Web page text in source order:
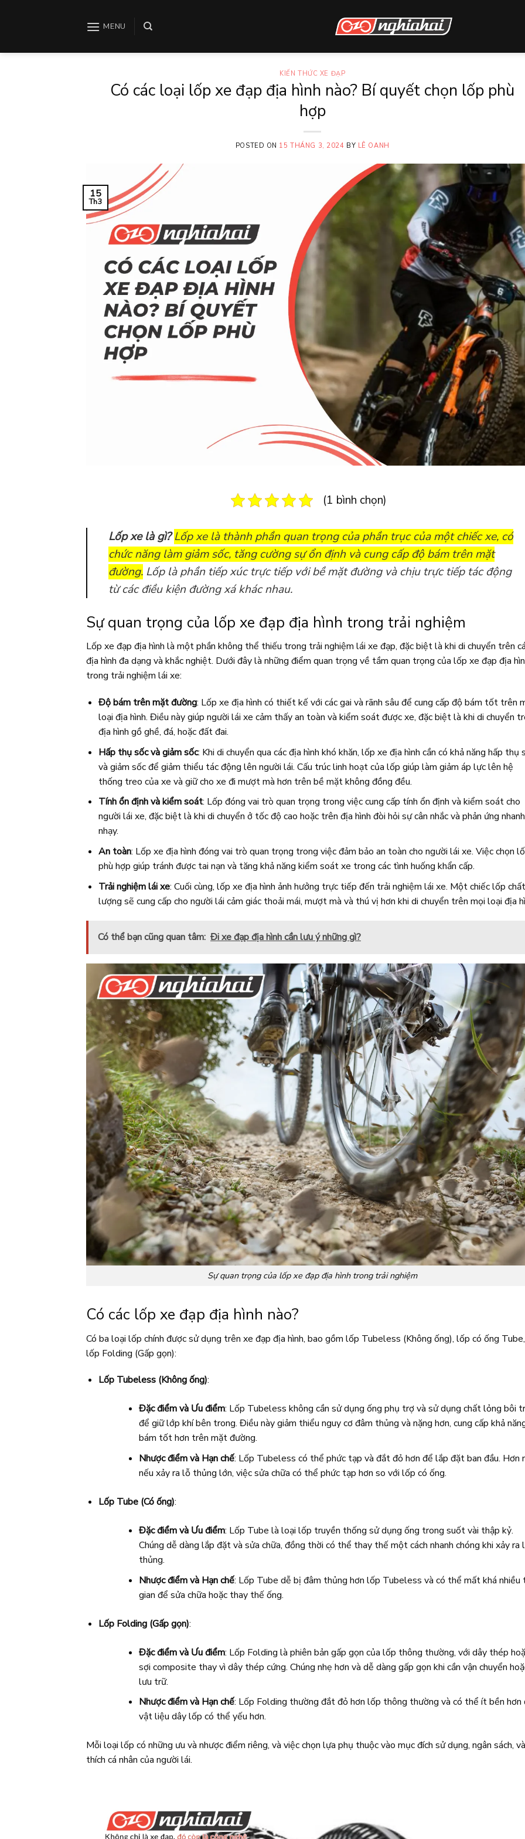
MENU
KIẾN THỨC XE ĐẠP
Có các loại lốp xe đạp địa hình nào? Bí quyết chọn lốp phù
hợp
POSTED ON 15 THÁNG 3, 2024 BY LÊ OANH
15
Th3
(1 bình chọn)
Lốp xe là gì? Lốp xe là thành phần quan trọng của phần trục của một chiếc xe, có
chức năng làm giảm sốc, tăng cường sự ổn định và cung cấp độ bám trên mặt
đường. Lốp là phần tiếp xúc trực tiếp với bề mặt đường và chịu trực tiếp tác động
từ các điều kiện đường xá khác nhau.
Sự quan trọng của lốp xe đạp địa hình trong trải nghiệm
Lốp xe đạp địa hình là một phần không thể thiếu trong trải nghiệm lái xe đạp, đặc biệt là khi di chuyển trên
địa hình đa dạng và khắc nghiệt. Dưới đây là những điểm quan trọng về tầm quan trọng của lốp xe đạp địa
trong trải nghiệm lái xe:
Độ bám trên mặt đường: Lốp xe địa hình có thiết kế với các gai và rãnh sâu để cung cấp độ bám tốt trên
loại địa hình. Điều này giúp người lái xe cảm thấy an toàn và kiểm soát được xe, đặc biệt là khi di chuyển
địa hình gồ ghề, đá, hoặc đất đai.
Hấp thụ sốc và giảm sốc: Khi di chuyển qua các địa hình khó khăn, lốp xe địa hình cần có khả năng hấp thụ
và giảm sốc để giảm thiểu tác động lên người lái. Cấu trúc linh hoạt của lốp giúp làm giảm áp lực lên hệ
thống treo của xe và giữ cho xe đi mượt mà hơn trên bề mặt không đồng đều.
Tính ổn định và kiểm soát: Lốp đóng vai trò quan trọng trong việc cung cấp tính ổn định và kiểm soát cho
người lái xe, đặc biệt là khi di chuyển ở tốc độ cao hoặc trên địa hình đòi hỏi sự cân nhắc và phản ứng nhanh
nhạy.
An toàn: Lốp xe địa hình đóng vai trò quan trọng trong việc đảm bảo an toàn cho người lái xe. Việc chọn
phù hợp giúp tránh được tai nạn và tăng khả năng kiểm soát xe trong các tình huống khẩn cấp.
Trải nghiệm lái xe: Cuối cùng, lốp xe địa hình ảnh hưởng trực tiếp đến trải nghiệm lái xe. Một chiếc lốp chất
lượng sẽ cung cấp cho người lái cảm giác thoải mái, mượt mà và thú vị hơn khi di chuyển trên mọi loại địa
Có thể bạn cũng quan tâm: Đi xe đạp địa hình cần lưu ý những gì?
Sự quan trọng của lốp xe đạp địa hình trong trải nghiệm
Có các lốp xe đạp địa hình nào?
Có ba loại lốp chính được sử dụng trên xe đạp địa hình, bao gồm lốp Tubeless (Không ống), lốp có ống
lốp Folding (Gấp gọn):
Lốp Tubeless (Không ống):
Đặc điểm và Ưu điểm: Lốp Tubeless không cần sử dụng ống phụ trợ và sử dụng chất lỏng bôi
để giữ lớp khí bên trong. Điều này giảm thiểu nguy cơ đâm thủng và nặng hơn, cung cấp khả
bám tốt hơn trên mặt đường.
Nhược điểm và Hạn chế: Lốp Tubeless có thể phức tạp và đắt đỏ hơn để lắp đặt ban đầu. Hơn
nếu xảy ra lỗ thủng lớn, việc sửa chữa có thể phức tạp hơn so với lốp có ống.
Lốp Tube (Có ống):
Đặc điểm và Ưu điểm: Lốp Tube là loại lốp truyền thống sử dụng ống trong suốt vài thập kỷ.
Chúng dễ dàng lắp đặt và sửa chữa, đồng thời có thể thay thế một cách nhanh chóng khi xảy ra
thủng.
Nhược điểm và Hạn chế: Lốp Tube dễ bị đâm thủng hơn lốp Tubeless và có thể mất khá nhiều
gian để sửa chữa hoặc thay thế ống.
Lốp Folding (Gấp gọn):
Đặc điểm và Ưu điểm: Lốp Folding là phiên bản gấp gọn của lốp thông thường, với dây thép
sợi composite thay vì dây thép cứng. Chúng nhẹ hơn và dễ dàng gấp gọn khi cần vận chuyển
lưu trữ.
Nhược điểm và Hạn chế: Lốp Folding thường đắt đỏ hơn lốp thông thường và có thể ít bền hơn
vật liệu dây lốp có thể yếu hơn.
Mỗi loại lốp có những ưu và nhược điểm riêng, và việc chọn lựa phụ thuộc vào mục đích sử dụng, ngân sách,
thích cá nhân của người lái.